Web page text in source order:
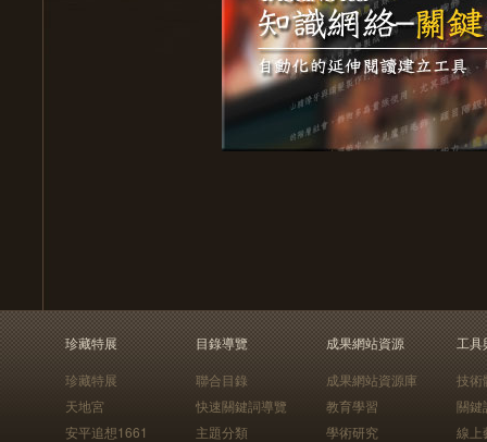
珍藏特展
珍藏特展
天地宮
安平追想1661
目錄導覽
聯合目錄
快速關鍵詞導覽
主題分類
成果網站資源
成果網站資源庫
教育學習
學術研究
工具
技術
關鍵
線上